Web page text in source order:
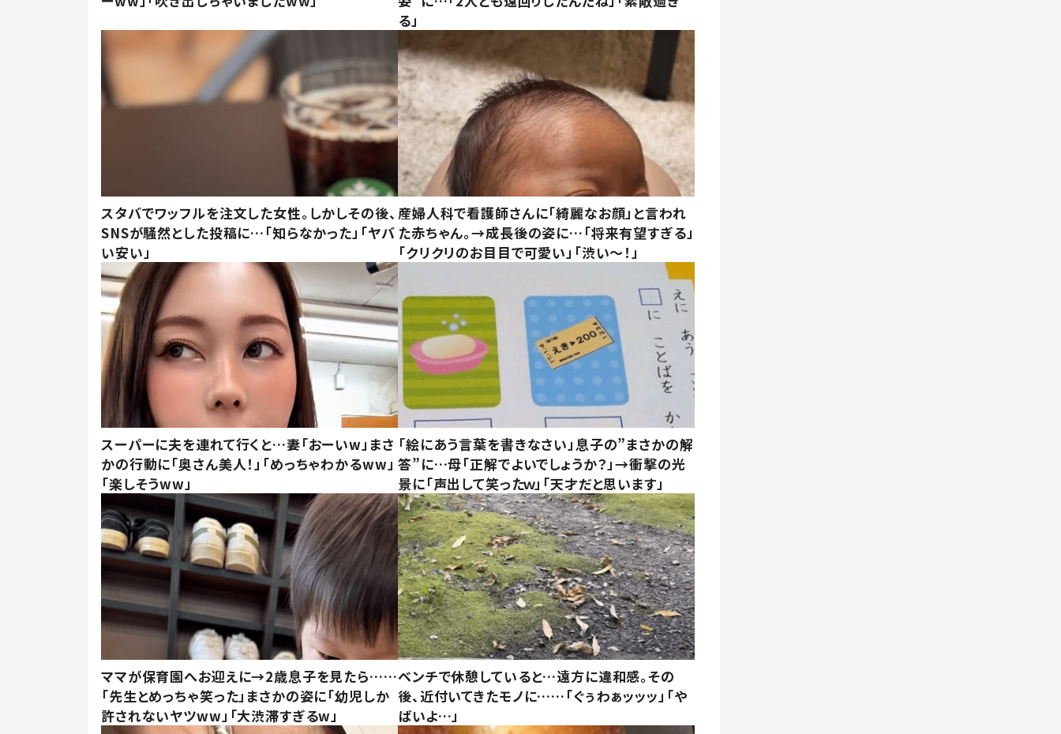
る」
スタバでワッフルを注文した女性。しかしその後、
SNSが騒然とした投稿に…「知らなかった」「ヤバ
い安い」
産婦人科で看護師さんに「綺麗なお顔」と言われ
た赤ちゃん。→成長後の姿に…「将来有望すぎる」
「クリクリのお目目で可愛い」「渋い～！」
スーパーに夫を連れて行くと…妻「おーいw」まさ
かの行動に「奥さん美人！」「めっちゃわかるww」
「楽しそうww」
「絵にあう言葉を書きなさい」息子の”まさかの解
答”に…母「正解でよいでしょうか？」→衝撃の光
景に「声出して笑ったｗ」「天才だと思います」
ママが保育園へお迎えに→2歳息子を見たら……
「先生とめっちゃ笑った」まさかの姿に「幼児しか
許されないヤツww」「大渋滞すぎるw」
ベンチで休憩していると…遠方に違和感。その
後、近付いてきたモノに……「ぐぅわぁッッッ」「や
ばいよ…」